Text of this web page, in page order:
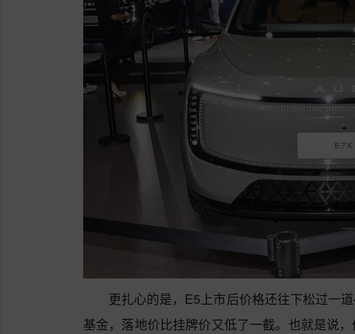
更扎心的是，E5上市后价格还往下松过
基金，落地价比挂牌价又低了一截。也就是说